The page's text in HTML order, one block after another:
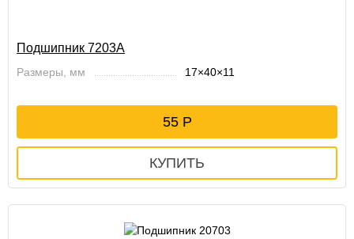
Подшипник 7203А
Размеры, мм 17×40×11
55